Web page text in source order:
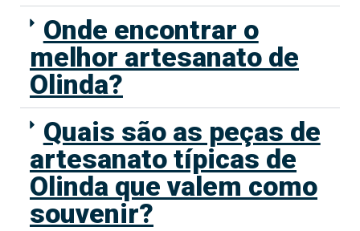
Onde encontrar o
melhor artesanato de
Olinda?
Quais são as peças de
artesanato típicas de
Olinda que valem como
souvenir?